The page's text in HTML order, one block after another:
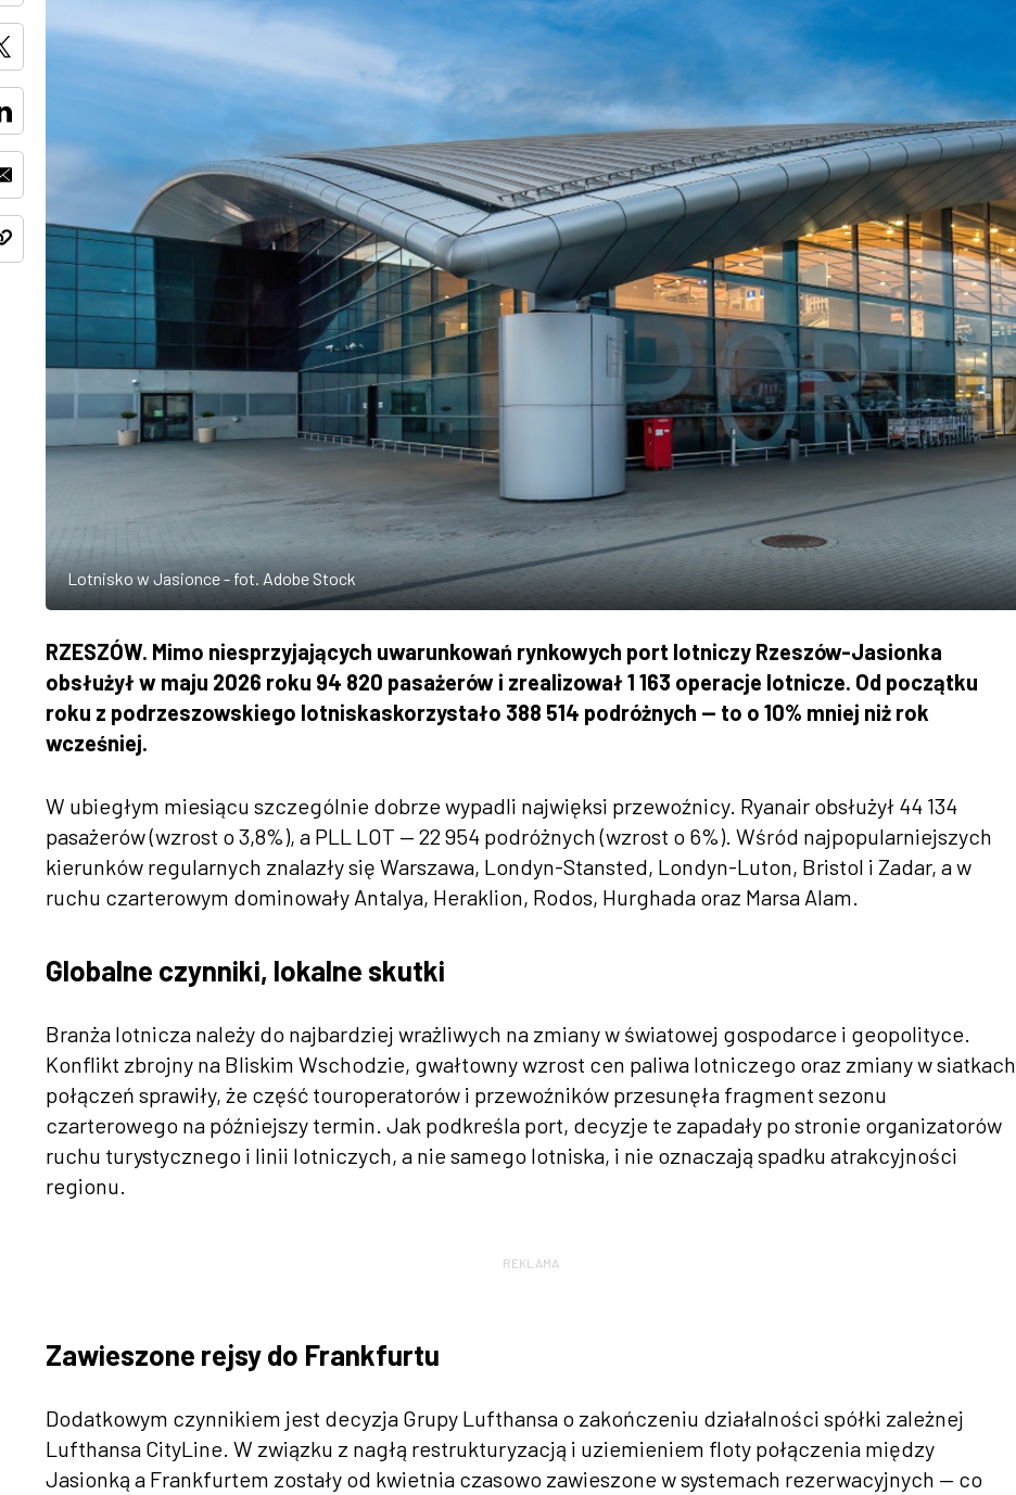
Lotnisko w Jasionce - fot. Adobe Stock
RZESZÓW. Mimo niesprzyjających uwarunkowań rynkowych port lotniczy Rzeszów-Jasionka
obsłużył w maju 2026 roku 94 820 pasażerów i zrealizował 1 163 operacje lotnicze. Od początku
roku z podrzeszowskiego lotniskaskorzystało 388 514 podróżnych — to o 10% mniej niż rok
wcześniej.
W ubiegłym miesiącu szczególnie dobrze wypadli najwięksi przewoźnicy. Ryanair obsłużył 44 134
pasażerów (wzrost o 3,8%), a PLL LOT — 22 954 podróżnych (wzrost o 6%). Wśród najpopularniejszych
kierunków regularnych znalazły się Warszawa, Londyn-Stansted, Londyn-Luton, Bristol i Zadar, a w
ruchu czarterowym dominowały Antalya, Heraklion, Rodos, Hurghada oraz Marsa Alam.
Globalne czynniki, lokalne skutki
Branża lotnicza należy do najbardziej wrażliwych na zmiany w światowej gospodarce i geopolityce.
Konflikt zbrojny na Bliskim Wschodzie, gwałtowny wzrost cen paliwa lotniczego oraz zmiany w siatkach
połączeń sprawiły, że część touroperatorów i przewoźników przesunęła fragment sezonu
czarterowego na późniejszy termin. Jak podkreśla port, decyzje te zapadały po stronie organizatorów
ruchu turystycznego i linii lotniczych, a nie samego lotniska, i nie oznaczają spadku atrakcyjności
regionu.
REKLAMA
Zawieszone rejsy do Frankfurtu
Dodatkowym czynnikiem jest decyzja Grupy Lufthansa o zakończeniu działalności spółki zależnej
Lufthansa CityLine. W związku z nagłą restrukturyzacją i uziemieniem floty połączenia między
Jasionką a Frankfurtem zostały od kwietnia czasowo zawieszone w systemach rezerwacyjnych — co